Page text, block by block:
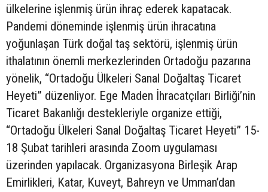
ülkelerine işlenmiş ürün ihraç ederek kapatacak.
Pandemi döneminde işlenmiş ürün ihracatına
yoğunlaşan Türk doğal taş sektörü, işlenmiş ürün
ithalatının önemli merkezlerinden Ortadoğu pazarına
yönelik, “Ortadoğu Ülkeleri Sanal Doğaltaş Ticaret
Heyeti” düzenliyor. Ege Maden İhracatçıları Birliği’nin
Ticaret Bakanlığı destekleriyle organize ettiği,
“Ortadoğu Ülkeleri Sanal Doğaltaş Ticaret Heyeti” 15-
18 Şubat tarihleri arasında Zoom uygulaması
üzerinden yapılacak. Organizasyona Birleşik Arap
Emirlikleri, Katar, Kuveyt, Bahreyn ve Umman’dan